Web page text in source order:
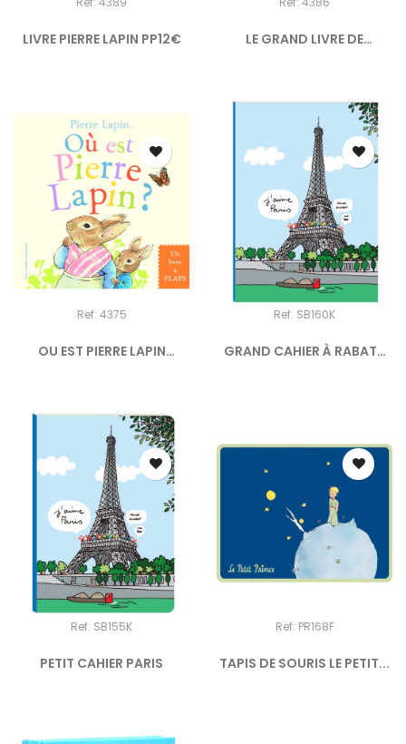
LIVRE PIERRE LAPIN PP12€
LE GRAND LIVRE DE
Ref: 4375
OU EST PIERRE LAPIN
Ref: SB160K
GRAND CAHIER À RABATS
Ref: SB155K
PETIT CAHIER PARIS
Ref: PR168F
TAPIS DE SOURIS LE PETIT...